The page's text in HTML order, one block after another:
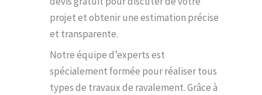
projet et obtenir une estimation précise
et transparente.
Notre équipe d’experts est
spécialement formée pour réaliser tous
types de travaux de ravalement. Grâce à